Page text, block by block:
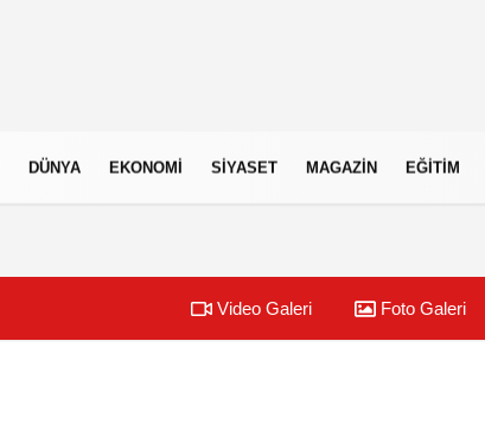
DÜNYA EKONOMI SIYASET MAGAZIN EĞITIM
Video Galeri Foto Galeri